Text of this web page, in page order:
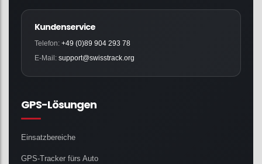
Kundenservice
Telefon: +49 (0)89 904 293 78
E-Mail: support@swisstrack.org
GPS-Lösungen
Einsatzbereiche
GPS-Tracker fürs Auto